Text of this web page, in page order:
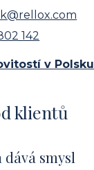
142
v Polsku
klientů
smysl